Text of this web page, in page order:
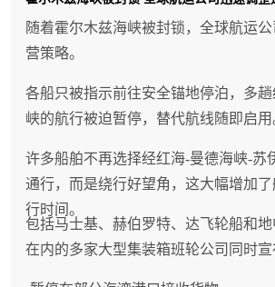
随着霍尔木兹海峡被封锁，全球航运
营策略。
各船只被指示前往安全锚地停泊，多
峡的航行被迫暂停，替代航线随即启用
许多船舶不再选择经红海-曼德海峡-苏
通行，而是绕行好望角，这大幅增加
行时间。
包括马士基、赫伯罗特、达飞轮船和地
在内的多家大型集装箱班轮公司同时宣